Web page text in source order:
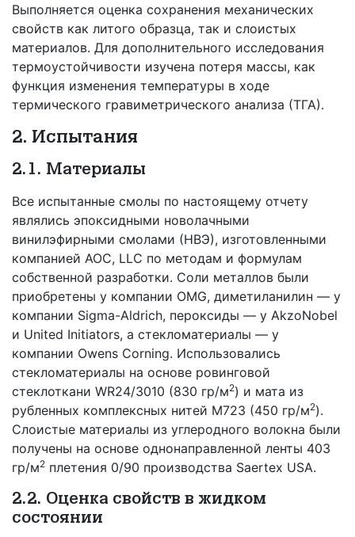
Выполняется оценка сохранения механических
свойств как литого образца, так и слоистых
материалов. Для дополнительного исследования
термоустойчивости изучена потеря массы, как
функция изменения температуры в ходе
термического гравиметрического анализа (ТГА).
2. Испытания
2.1. Материалы
Все испытанные смолы по настоящему отчету
являлись эпоксидными новолачными
винилэфирными смолами (НВЭ), изготовленными
компанией AOC, LLC по методам и формулам
собственной разработки. Соли металлов были
приобретены у компании OMG, диметиланилин — у
компании Sigma-Aldrich, пероксиды — у AkzoNobel
и United Initiators, а стекломатериалы — у
компании Owens Corning. Использовались
стекломатериалы на основе ровинговой
стеклоткани WR24/3010 (830 гр/м2) и мата из
рубленных комплексных нитей М723 (450 гр/м2).
Слоистые материалы из углеродного волокна были
получены на основе однонаправленной ленты 403
гр/м2 плетения 0/90 производства Saertex USA.
2.2. Оценка свойств в жидком
состоянии